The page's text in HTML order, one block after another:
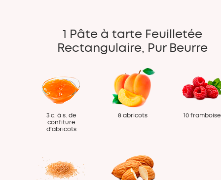
1 Pâte à tarte Feuilletée
Rectangulaire, Pur Beurre
3 c. à s. de
confiture
d’abricots
8 abricots 10